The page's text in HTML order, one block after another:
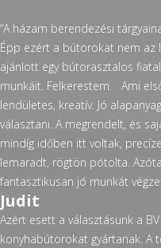
“A házam berendezési
Épp ezért a bútorokat nem az
ajánlott egy bútorasztalos
munkáit. Felkerestem. Ami
lendületes, kreatív. Jó
választani. A megrendelt, és
mindíg időben itt voltak,
lemaradt, rögtön pótolta.
fantasztikusan jó munkát
Judit
Azért esett a választásunk a
konyhabútorokat gyártanak. A